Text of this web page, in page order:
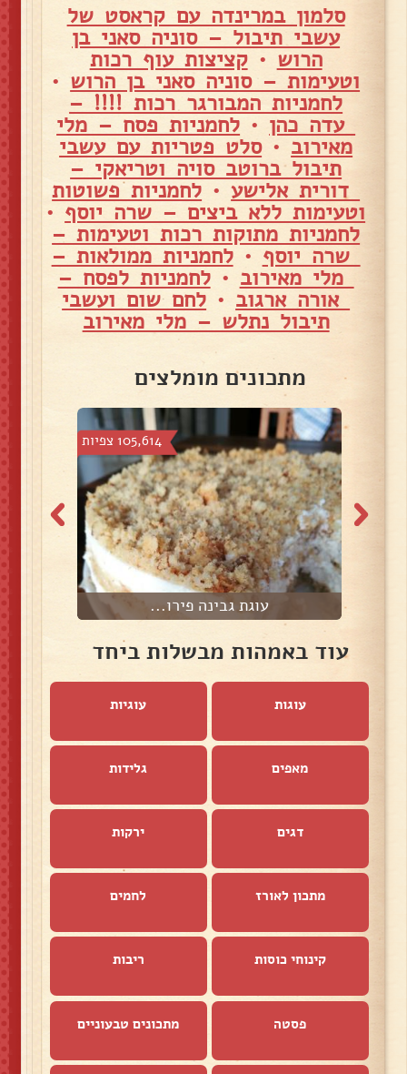
סלמון במרינדה עם קראסט של
עשבי תיבול – סוניה סאני בן
הרוש •קציצות עוף רכות
וטעימות – סוניה סאני בן הרוש •
לחמניות המבורגר רכות !!!! –
עדה כהן • לחמניות פסח – מלי
מאירוב •סלט פטריות עם עשבי
תיבול ברוטב סויה וטריאקי –
דורית אלישע• לחמניות פשוטות
וטעימות ללא ביצים – שרה יוסף •
לחמניות מתוקות רכות וטעימות –
שרה יוסף •לחמניות ממולאות –
מלי מאירוב •לחמניות לפסח –
אורה ארגוב • לחם שום ועשבי
תיבול נתלש – מלי מאירוב
מתכונים מומלצים
105,614 צפיות
עוגת גבינה פירו...
עוד באמהות מבשלות ביחד
עוגות עוגיות
מאפים גלידות
דגים ירקות
מתכון לאורז לחמים
קינוחי כוסות ריבות
פסטה מתכונים טבעוניים